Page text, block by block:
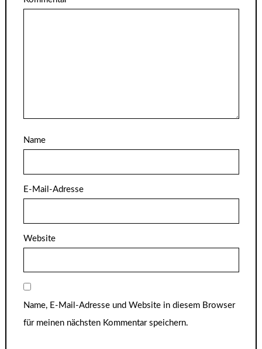
Name
E-Mail-Adresse
Website
Name, E-Mail-Adresse und Website in diesem Browser
für meinen nächsten Kommentar speichern.